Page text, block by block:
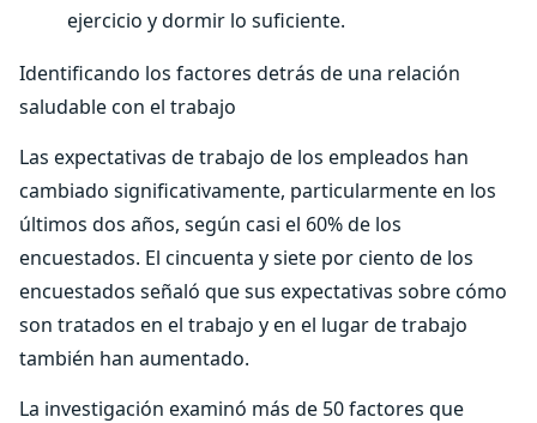
ejercicio y dormir lo suficiente.
Identificando los factores detrás de una relación
saludable con el trabajo
Las expectativas de trabajo de los empleados han
cambiado significativamente, particularmente en los
últimos dos años, según casi el 60% de los
encuestados. El cincuenta y siete por ciento de los
encuestados señaló que sus expectativas sobre cómo
son tratados en el trabajo y en el lugar de trabajo
también han aumentado.
La investigación examinó más de 50 factores que